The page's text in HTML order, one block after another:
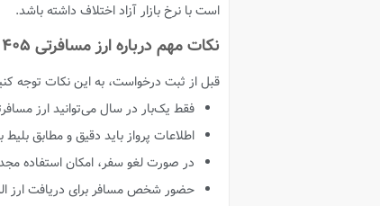
است با نرخ بازار آزاد اختلاف داشته باشد.
نکات مهم درباره ارز مسافرتی ۱۴۰۵
قبل از ثبت درخواست، به این نکات توجه
فقط یک‌بار در سال می‌توانید ارز
اطلاعات پرواز باید دقیق و مطابق بلیط
در صورت لغو سفر، امکان استفاده
حضور شخص مسافر برای دریافت ارز